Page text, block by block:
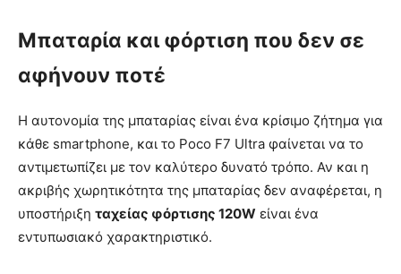
Μπαταρία και φόρτιση που δεν σε
αφήνουν ποτέ
Η αυτονομία της μπαταρίας είναι ένα κρίσιμο ζήτημα για
κάθε smartphone, και το Poco F7 Ultra φαίνεται να το
αντιμετωπίζει με τον καλύτερο δυνατό τρόπο. Αν και η
ακριβής χωρητικότητα της μπαταρίας δεν αναφέρεται, η
υποστήριξη ταχείας φόρτισης 120W είναι ένα
εντυπωσιακό χαρακτηριστικό.